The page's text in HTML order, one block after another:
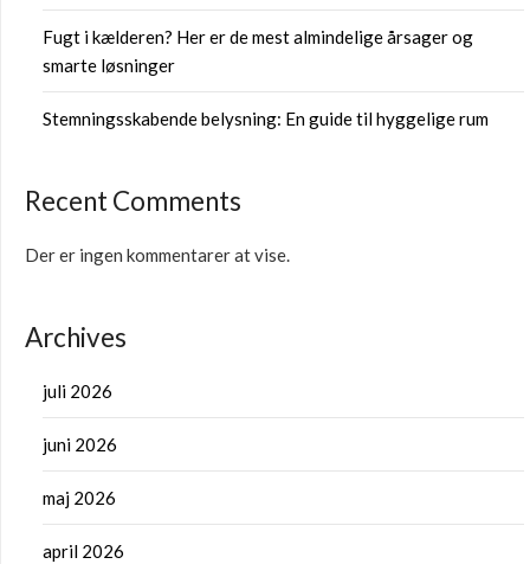
Fugt i kælderen? Her er de mest almindelige årsager og
smarte løsninger
Stemningsskabende belysning: En guide til hyggelige rum
Recent Comments
Der er ingen kommentarer at vise.
Archives
juli 2026
juni 2026
maj 2026
april 2026